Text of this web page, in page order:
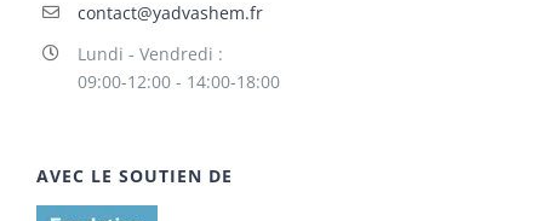
contact@yadvashem.fr
Lundi - Vendredi :
09:00-12:00 - 14:00-18:00
AVEC LE SOUTIEN DE